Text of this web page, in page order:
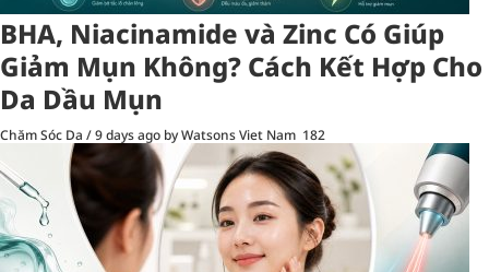
BHA, Niacinamide và Zinc Có Giúp
Giảm Mụn Không? Cách Kết Hợp Cho
Da Dầu Mụn
Chăm Sóc Da /9 days ago by Watsons Viet Nam 182